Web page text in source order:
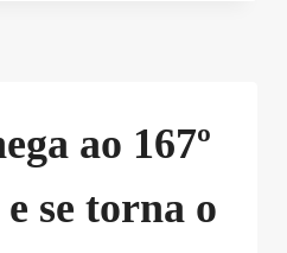
ao 167º
se torna o